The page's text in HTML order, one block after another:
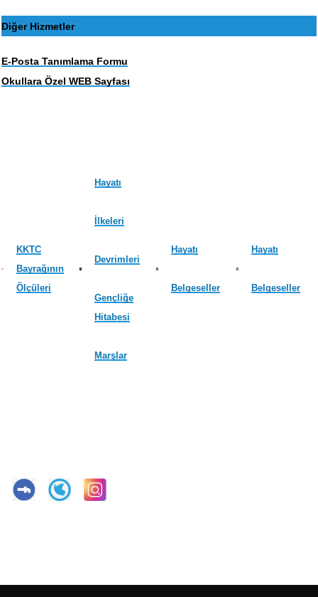
Diğer Hizmetler
E-Posta Tanımlama Formu
Okullara Özel WEB Sayfası
KKTC
Bayrağının
Ölçüleri
Hayatı
İlkeleri
Devrimleri
Gençliğe
Hitabesi
Marşlar
Hayatı
Belgeseller
Hayatı
Belgeseller